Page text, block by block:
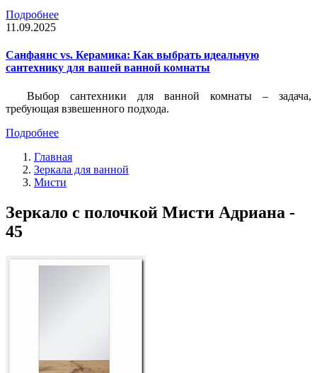
Подробнее
11.09.2025
Санфаянс vs. Керамика: Как выбрать идеальную
сантехнику для вашей ванной комнаты
Выбор сантехники для ванной комнаты – задача,
требующая взвешенного подхода.
Подробнее
Главная
Зеркала для ванной
Мисти
Зеркало с полочкой Мисти Адриана -
45